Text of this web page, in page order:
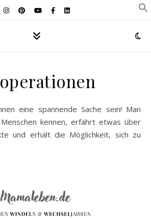
kennen, erfährt etwas über
und erhält die Möglichkeit, sich zu